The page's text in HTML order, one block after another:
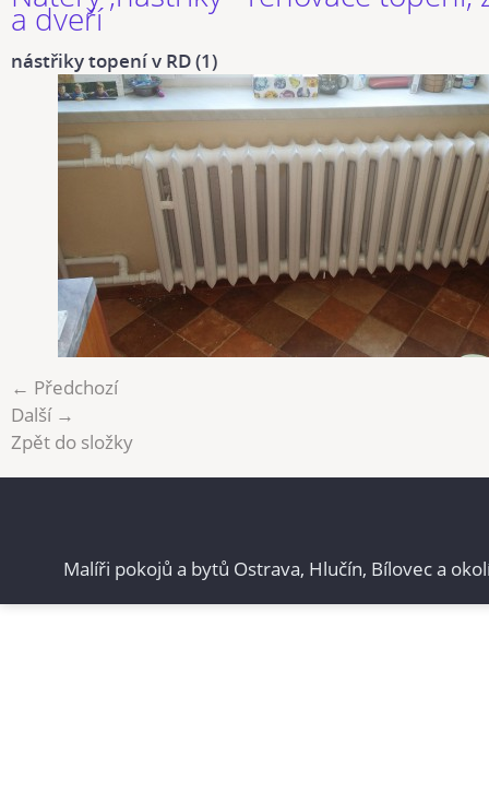
a dveří
nástřiky topení v RD (1)
← Předchozí
Další →
Zpět do složky
Malíři pokojů a bytů Ostrava, Hlučín, Bílovec a